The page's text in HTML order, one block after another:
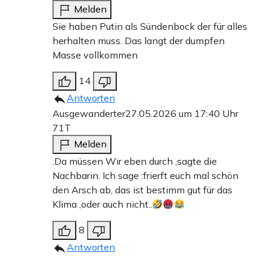
Melden
Sie haben Putin als Sündenbock der für alles
herhalten muss. Das langt der dumpfen
Masse vollkommen
14
Antworten
Ausgewanderter27.05.2026 um 17:40 Uhr
71T
Melden
.Da müssen Wir eben durch ,sagte die
Nachbarin. Ich sage :frierft euch mal schön
den Arsch ab, das ist bestimm gut für das
Klima ,oder auch nicht..
8
Antworten